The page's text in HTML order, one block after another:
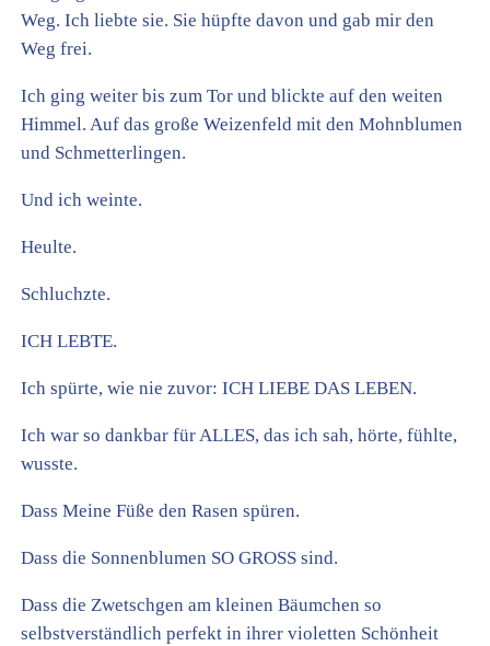
Weg. Ich liebte sie. Sie hüpfte davon und gab mir den
Weg frei.
Ich ging weiter bis zum Tor und blickte auf den weiten
Himmel. Auf das große Weizenfeld mit den Mohnblumen
und Schmetterlingen.
Und ich weinte.
Heulte.
Schluchzte.
ICH LEBTE.
Ich spürte, wie nie zuvor: ICH LIEBE DAS LEBEN.
Ich war so dankbar für ALLES, das ich sah, hörte, fühlte,
wusste.
Dass Meine Füße den Rasen spüren.
Dass die Sonnenblumen SO GROSS sind.
Dass die Zwetschgen am kleinen Bäumchen so
selbstverständlich perfekt in ihrer violetten Schönheit